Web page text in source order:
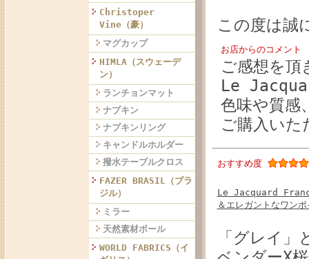
Christoper
Vine（豪）
マグカップ
HIMLA（スウェーデ
ン）
ランチョンマット
ナプキン
ナプキンリング
キャンドルホルダー
撥水テーブルクロス
FAZER BRASIL（ブラ
ジル）
ミラー
天然素材ボール
WORLD FABRICS（イ
この度は誠
お店からのコメント
ご感想を頂
Le
色味や質感
ご購入いた
おすすめ度
Le Jacquard
＆エレガントなワン
「グレイ